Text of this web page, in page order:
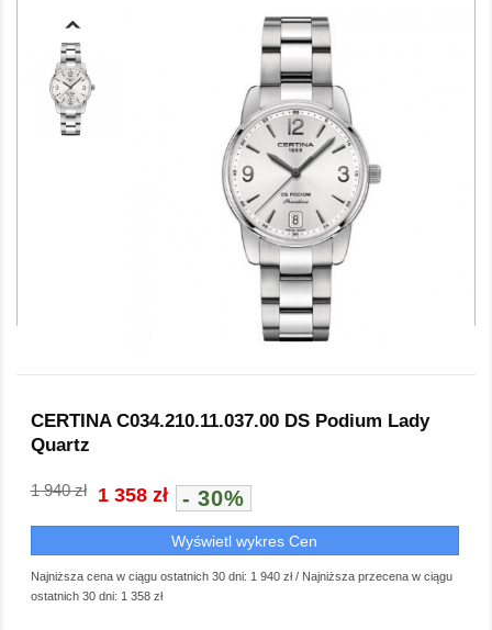
CERTINA C034.210.11.037.00 DS Podium Lady
Quartz
1 358 zł - 30%
1 940 zł
Wyświetl wykres Cen
Najniższa cena w ciągu ostatnich 30 dni: 1 940 zł/ Najniższa przecena w ciągu
ostatnich 30 dni: 1 358 zł